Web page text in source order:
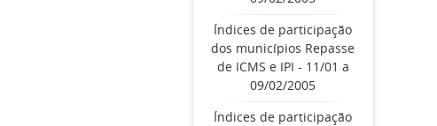
Índices de participação
dos municípios Repasse
de ICMS e IPI - 11/01 a
09/02/2005
Índices de participação